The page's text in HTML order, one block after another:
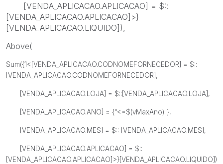
[VENDA_APLICACAO.APLICACAO] = $::
[VENDA_APLICACAO.APLICACAO]>}
[VENDA_APLICACAO.LIQUIDO]),
Above(
Sum({1<[VENDA_APLICACAO.CODNOMEFORNECEDOR] = $::
[VENDA_APLICACAO.CODNOMEFORNECEDOR],
[VENDA_APLICACAO.LOJA] = $::[VENDA_APLICACAO.LOJA],
[VENDA_APLICACAO.ANO] = {"<=$(vMaxAno)"},
[VENDA_APLICACAO.MES] = $:: [VENDA_APLICACAO.MES],
[VENDA_APLICACAO.APLICACAO] = $::
[VENDA_APLICACAO.APLICACAO]>}[VENDA_APLICACAO.LIQUIDO])